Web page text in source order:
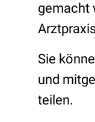
gemacht
Sie
und
teilen.